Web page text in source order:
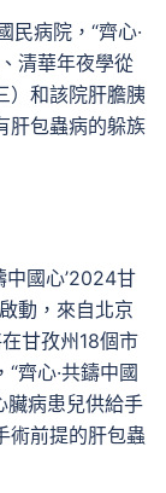
病院，“齊心·
清華年夜學從
）和該院肝膽胰
肝包蟲病的躲族
國心’2024甘
動，來自北京
甘孜州18個市
齊心·共鑄中國
臟病患兒供給手
術前提的肝包蟲